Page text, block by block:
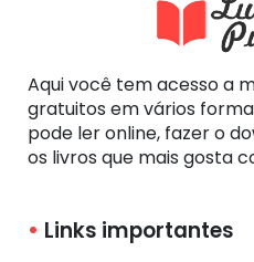
Aqui você tem acesso a
gratuitos em vários
pode ler online, fazer o
os livros que mais gosta
Links importantes